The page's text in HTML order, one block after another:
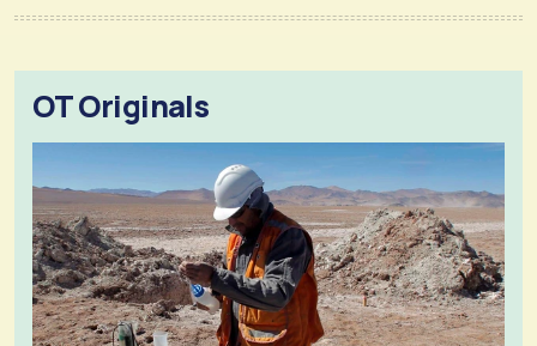
OT Originals